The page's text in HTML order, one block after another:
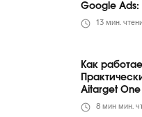
Google Ads:
13 мин.
Как
Aitarget
8 мин мин.